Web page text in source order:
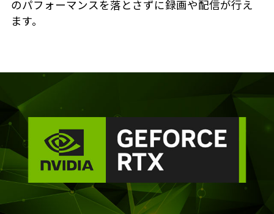
のパフォーマンスを落とさずに録画や配信が行え
ます。